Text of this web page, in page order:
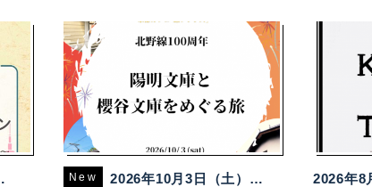
New 2026年10月3日（土）「京都カフェ」旅プラン2026 【陽明文庫と櫻谷文庫を巡る旅】